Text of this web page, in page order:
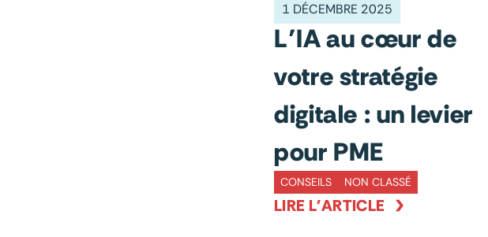
1 DÉCEMBRE 2025
L’IA au cœur de
votre stratégie
digitale : un levier
pour PME
CONSEILS NON CLASSÉ
LIRE L'ARTICLE